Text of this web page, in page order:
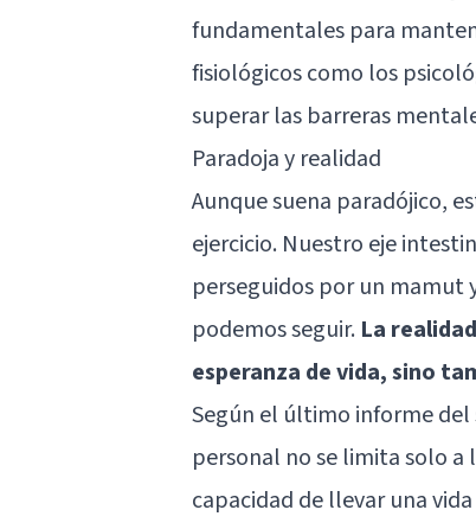
fundamentales para
fisiológicos como los
superar las barreras
Paradoja y realidad
Aunque suena paradójico,
ejercicio. Nuestro eje
perseguidos por un mamut
podemos seguir. La
esperanza de vida, sino
Según el último informe
personal no se limita solo
capacidad de llevar una